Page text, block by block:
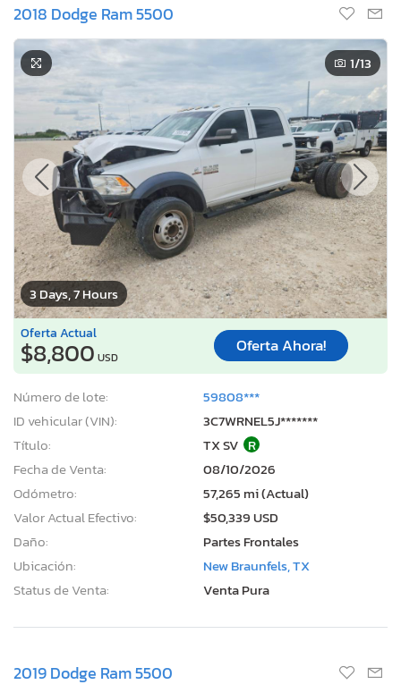
2018 Dodge Ram 5500
3 Days, 7 Hours
1/13
Oferta Actual
$8,800 USD
Oferta Ahora!
Número de lote:
59808***
ID vehicular (VIN):
3C7WRNEL5J*******
Título:
TX SV R
Fecha de Venta:
08/10/2026
Odómetro:
57,265 mi (Actual)
Valor Actual Efectivo:
$50,339 USD
Daño:
Partes Frontales
Ubicación:
New Braunfels, TX
Status de Venta:
Venta Pura
2019 Dodge Ram 5500